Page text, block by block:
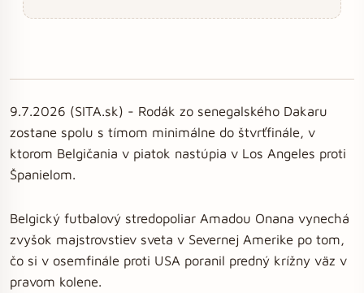
9.7.2026 (SITA.sk) - Rodák zo senegalského Dakaru
zostane spolu s tímom minimálne do štvrťfinále, v
ktorom Belgičania v piatok nastúpia v Los Angeles proti
Španielom.
Belgický futbalový stredopoliar Amadou Onana vynechá
zvyšok majstrovstiev sveta v Severnej Amerike po tom,
čo si v osemfinále proti USA poranil predný krížny väz v
pravom kolene.